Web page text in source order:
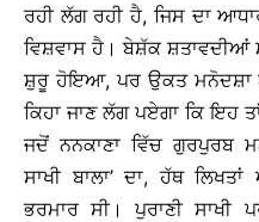
ਰਹੀ ਲੱਗ ਰਹੀ ਹੈ, ਜਿਸ ਦਾ
ਵਿਸ਼ਵਾਸ ਹੈ। ਬੇਸ਼ੱਕ ਸ਼ਤਾਵਦੀਆਂ
ਸ਼ੁਰੂ ਹੋਇਆ, ਪਰ ਉਕਤ ਮਨੋਦਸ਼ਾ
ਕਿਹਾ ਜਾਣ ਲੱਗ ਪਏਗਾ ਕਿ ਇਹ
ਜਦੋਂ ਨਨਕਾਣਾ ਵਿੱਚ ਗੁਰਪੁਰਬ
ਸਾਖੀ ਬਾਲਾ’ ਦਾ, ਹੱਥ
ਭਰਮਾਰ ਸੀ। ਪੁਰਾਣੀ ਸਾਖੀ